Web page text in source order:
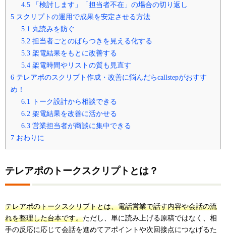
4.5 「検討します」「担当者不在」の場合の切り返し
5 スクリプトの運用で成果を安定させる方法
5.1 丸読みを防ぐ
5.2 担当者ごとのばらつきを見える化する
5.3 架電結果をもとに改善する
5.4 架電時間やリストの質も見直す
6 テレアポのスクリプト作成・改善に悩んだらcallstepがおすす
め！
6.1
トーク設計から相談できる
6.2 架電結果を改善に活かせる
6.3 営業担当者が商談に集中できる
7 おわりに
テレアポのトークスクリプトとは？
テレアポのトークスクリプトとは、電話営業で話す内容や会話の流
れを整理した台本です。ただし、単に読み上げる原稿ではなく、相
手の反応に応じて会話を進めてアポイントや次回接点につなげるた